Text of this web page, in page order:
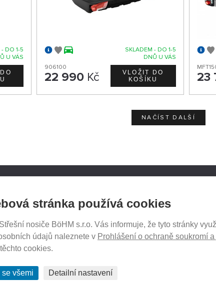
DO 1-5
U VÁS
SKLADEM - DO 1-5
DNŮ U VÁS
906100
22 990 Kč 23
NAČÍST DALŠÍ
Aktuality
Kontakty
Ochrana soukromí
Cookies nastavení
stránka používá cookies
nosiče BöHM s.r.o. Vás informuje, že tyto stránky
údajů naleznete v Prohlášení o ochraně soukromí
cookies.
všemi Detailní nastavení